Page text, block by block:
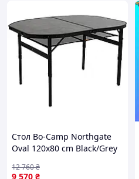
Стол Bo-Camp Northgate
Oval 120x80 cm Black/Grey
9 570 ₴
12 760₴